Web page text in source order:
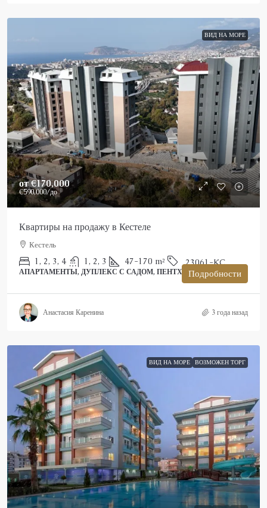
ВИД НА МОРЕ
от€170,000
€590,000/до
Квартиры на продажу в Кестеле
Кестель
1, 2, 3, 4 1, 2, 3 47-170 m² 23061-KC
АПАРТАМЕНТЫ, ДУПЛЕКС С САДОМ, ПЕНТХАУСПодробности
Анастасия Каренина 3 года назад
ВИД НА МОРЕ ВОЗМОЖЕН ТОРГ